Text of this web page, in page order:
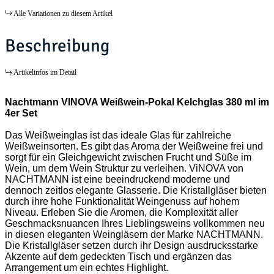
Alle Variationen zu diesem Artikel
Beschreibung
Artikelinfos im Detail
Nachtmann VINOVA Weißwein-Pokal Kelchglas 380 ml im
4er Set
Das Weißweinglas ist das ideale Glas für zahlreiche
Weißweinsorten. Es gibt das Aroma der Weißweine frei und
sorgt für ein Gleichgewicht zwischen Frucht und Süße im
Wein, um dem Wein Struktur zu verleihen. ViNOVA von
NACHTMANN ist eine beeindruckend moderne und
dennoch zeitlos elegante Glasserie. Die Kristallgläser bieten
durch ihre hohe Funktionalität Weingenuss auf hohem
Niveau. Erleben Sie die Aromen, die Komplexität aller
Geschmacksnuancen Ihres Lieblingsweins vollkommen neu
in diesen eleganten Weingläsern der Marke NACHTMANN.
Die Kristallgläser setzen durch ihr Design ausdrucksstarke
Akzente auf dem gedeckten Tisch und ergänzen das
Arrangement um ein echtes Highlight.